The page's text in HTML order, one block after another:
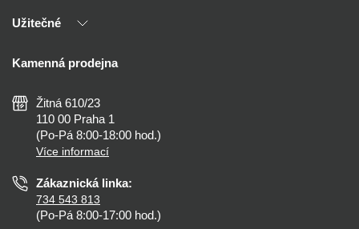
Kontakty
Výhody T-LED
Montáž
Nejčastější dotazy
Než koupíte
Osvětlení dle místnosti
Užitečné
Reklamace a vrácení
Zásady ochrany soukromí
Nastavení cookies
Prohlášení o přístupnosti
Kamenná prodejna
Žitná 610/23
110 00 Praha 1
(Po-Pá 8:00-18:00 hod.)
Více informací
Zákaznická linka:
734 543 813
(Po-Pá 8:00-17:00 hod.)